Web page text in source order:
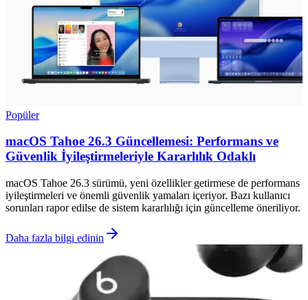
Popüler
macOS Tahoe 26.3 Güncellemesi: Performans ve
Güvenlik İyileştirmeleriyle Kararlılık Odaklı
macOS Tahoe 26.3 sürümü, yeni özellikler getirmese de performans
iyileştirmeleri ve önemli güvenlik yamaları içeriyor. Bazı kullanıcı
sorunları rapor edilse de sistem kararlılığı için güncelleme öneriliyor.
Daha fazla bilgi edinin